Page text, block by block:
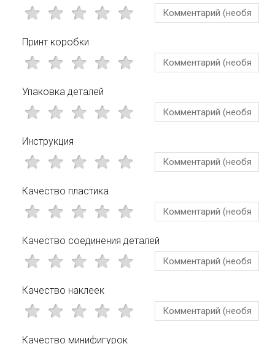
Принт коробки
Упаковка деталей
Инструкция
Качество пластика
Качество соединения деталей
Качество наклеек
Качество минифигурок